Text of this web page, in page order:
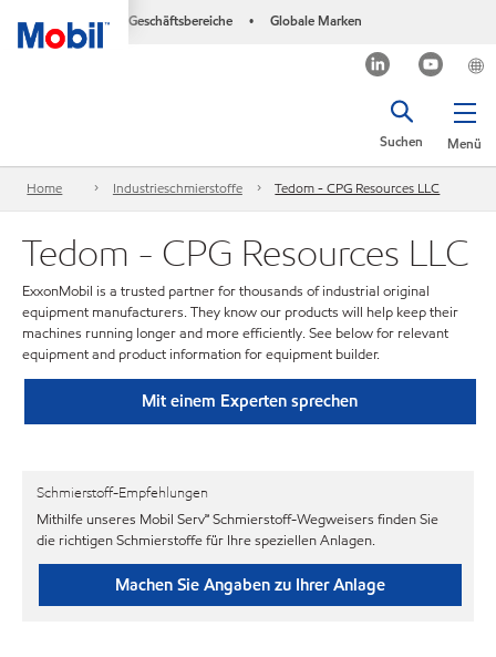
Geschäftsbereiche • Globale Marken
Menü
Suchen
Home Industrieschmierstoffe Tedom - CPG Resources LLC
Tedom - CPG Resources LLC
ExxonMobil is a trusted partner for thousands of industrial original
equipment manufacturers. They know our products will help keep their
machines running longer and more efficiently. See below for relevant
equipment and product information for equipment builder.
Mit einem Experten sprechen
Schmierstoff-Empfehlungen
Mithilfe unseres Mobil Serv℠ Schmierstoff-Wegweisers finden Sie
die richtigen Schmierstoffe für Ihre speziellen Anlagen.
Machen Sie Angaben zu Ihrer Anlage